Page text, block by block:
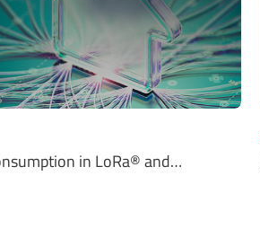
in LoRa® and…